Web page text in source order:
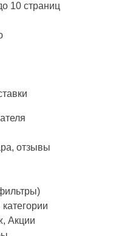
10 страниц
отзывы
Акции